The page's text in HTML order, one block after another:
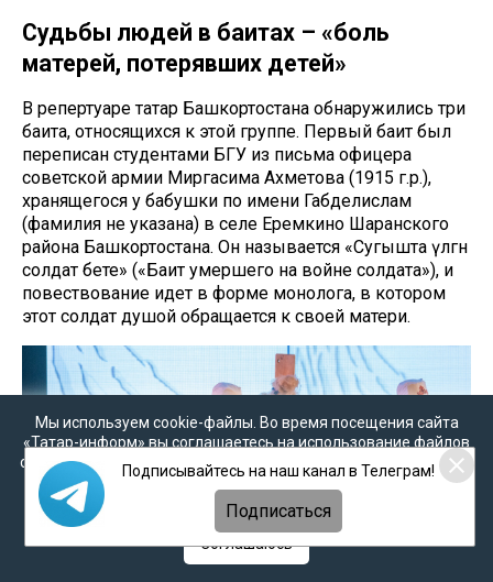
Судьбы людей в баитах – «боль
матерей, потерявших детей»
В репертуаре татар Башкортостана обнаружились три
баита, относящихся к этой группе. Первый баит был
переписан студентами БГУ из письма офицера
советской армии Миргасима Ахметова (1915 г.р.),
хранящегося у бабушки по имени Габделислам
(фамилия не указана) в селе Еремкино Шаранского
района Башкортостана. Он называется «Сугышта үлгән
солдат бәете» («Баит умершего на войне солдата»), и
повествование идет в форме монолога, в котором
этот солдат душой обращается к своей матери.
Мы используем cookie-файлы. Во время посещения сайта
«Татар-информ» вы соглашаетесь на использование файлов
cookie в соответствии с настоящим уведомлением, согласием
наобработку персональных данных,Политикой о
персональных данных
Политикой конфиденциальности
Соглашаюсь
Подписывайтесь на наш канал в Телеграм!
Подписаться